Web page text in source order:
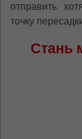
отправить
точку
Стань